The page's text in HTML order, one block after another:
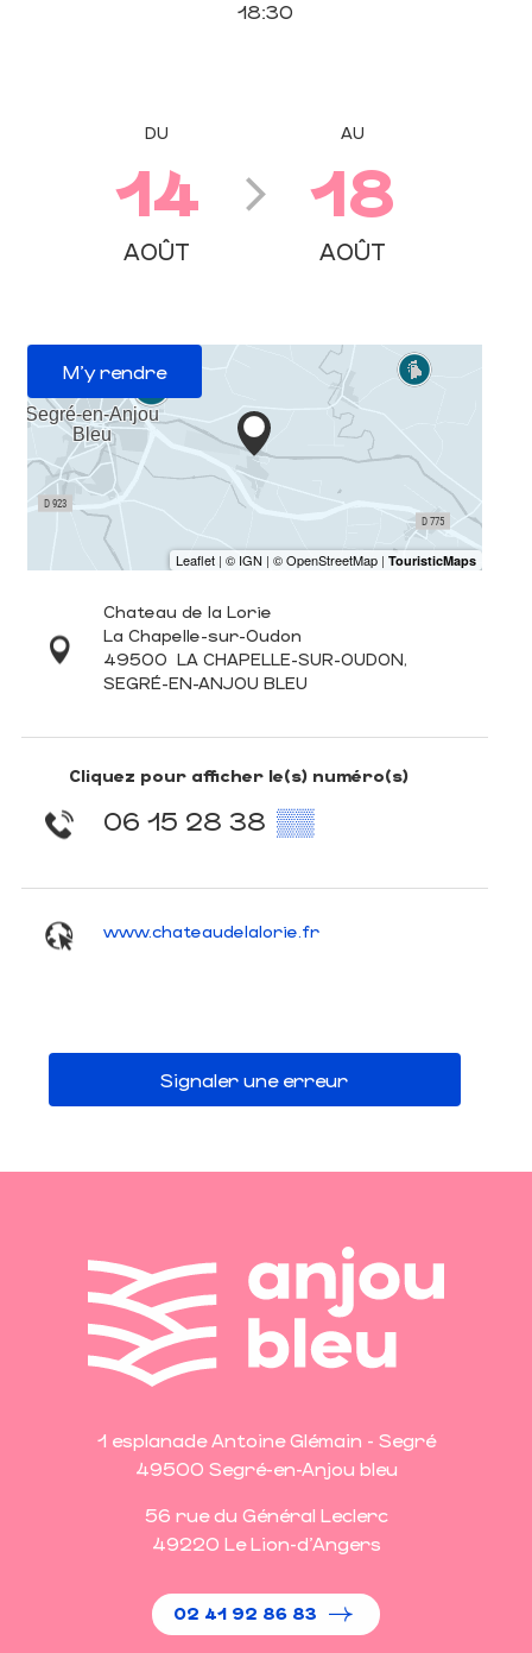
18:30
DU
14
AOÛT
AU
18
AOÛT
M'y rendre
Chateau de la Lorie
La Chapelle-sur-Oudon
49500 LA CHAPELLE-SUR-OUDON,
SEGRÉ-EN-ANJOU BLEU
Cliquez pour afficher le(s) numéro(s)
06 15 28 38 ▒▒
www.chateaudelalorie.fr
Signaler une erreur
1 esplanade Antoine Glémain - Segré
49500 Segré-en-Anjou bleu
56 rue du Général Leclerc
49220 Le Lion-d'Angers
02 41 92 86 83